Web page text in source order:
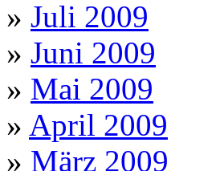
» Juli 2009
» Juni 2009
» Mai 2009
» April 2009
» März 2009